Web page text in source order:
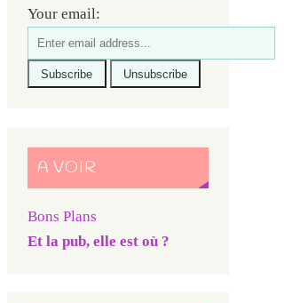
Your email:
A VOIR
Bons Plans
Et la pub, elle est où ?